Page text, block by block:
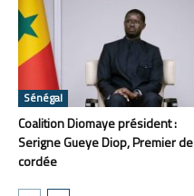
Sénégal
Coalition Diomaye président :
Serigne Gueye Diop, Premier de
cordée